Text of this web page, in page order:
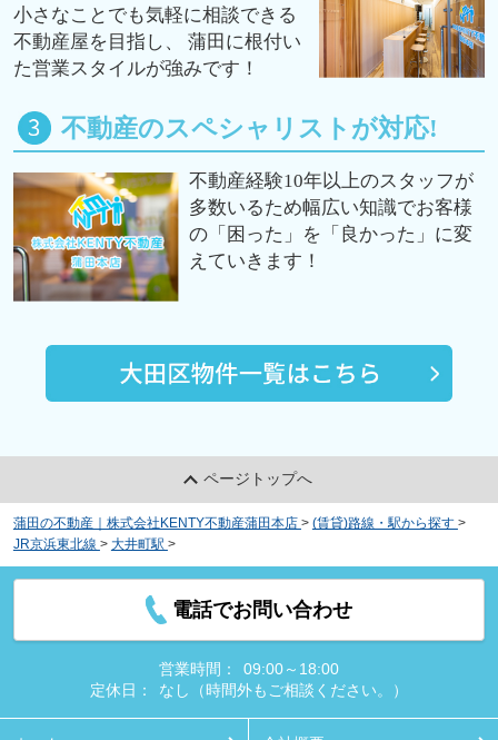
小さなことでも気軽に相談できる
不動産屋を目指し、 蒲田に根付い
た営業スタイルが強みです！
不動産のスペシャリストが対応!
不動産経験10年以上のスタッフが
多数いるため幅広い知識でお客様
の「困った」を「良かった」に変
えていきます！
ページトップへ
蒲田の不動産｜株式会社KENTY不動産蒲田本店 > (賃貸)路線・駅から探す >
JR京浜東北線 > 大井町駅 >
電話でお問い合わせ
営業時間：
09:00～18:00
定休日：
なし（時間外もご相談ください。）